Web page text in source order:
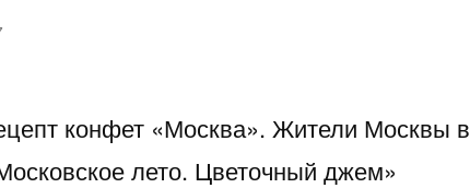
конфет «Москва». Жители Москвы в
лето. Цветочный джем»